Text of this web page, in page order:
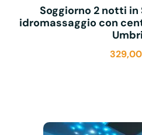
Soggiorno 2 notti
idromassaggio con
329,00